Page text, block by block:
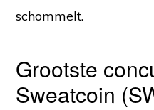
schommelt.
Grootste
Sweatcoin